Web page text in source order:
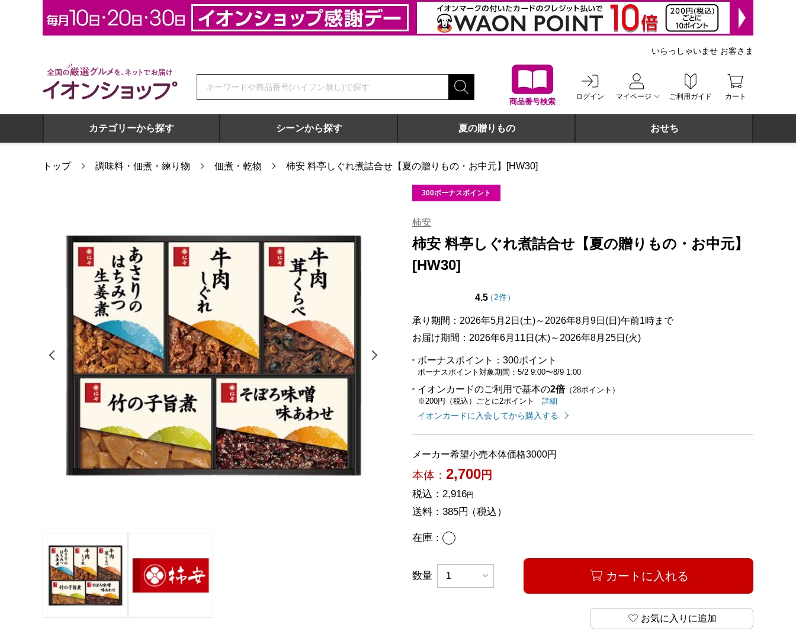
全国の厳選グルメを、ネットでお届け イオンショップ
商品番号検索
ログイン マイページ ご利用ガイド カート
いらっしゃいませ お客さま
カテゴリーから探す シーンから探す 夏の贈りもの おせち
トップ 調味料・佃煮・練り物 佃煮・乾物 柿安 料亭しぐれ煮詰合せ【夏の贈りもの・お中元】[HW30]
前の画像を表示する 次の画像を表示する
300ボーナスポイント
柿安
柿安 料亭しぐれ煮詰合せ【夏の贈りもの・お中元】
[HW30]
4.5点（5点満点中）
（2件の評価
）
承り期間：2026年5月2日(土)～2026年8月9日(日)午前1時まで
お届け期間：2026年6月11日(木)～2026年8月25日(火)
ボーナスポイント： 300ポイント
ボーナスポイント対象期間： 5/2 9:00〜8/9 1:00
イオンカードのご利用で基本の2倍（28ポイント）
※200円（税込）ごとに2ポイント
イオンカードのご利用でたまるポイントの
詳細
イオンカードに入会してから購入する
メーカー希望小売本体価格3000円
本体： 2,700円
税込： 2,916円
送料： 385円（税込）
在庫： あり
数量 カートに入れる
お気に入りに追加